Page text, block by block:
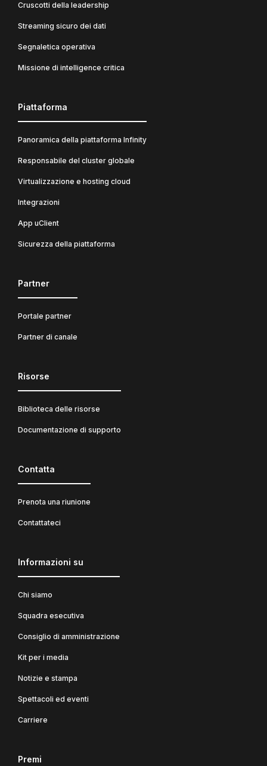
Cruscotti della leadership
Streaming sicuro dei dati
Segnaletica operativa
Missione di intelligence critica
Piattaforma
Panoramica della piattaforma Infinity
Responsabile del cluster globale
Virtualizzazione e hosting cloud
Integrazioni
App uClient
Sicurezza della piattaforma
Partner
Portale partner
Partner di canale
Risorse
Biblioteca delle risorse
Documentazione di supporto
Contatta
Prenota una riunione
Contattateci
Informazioni su
Chi siamo
Squadra esecutiva
Consiglio di amministrazione
Kit per i media
Notizie e stampa
Spettacoli ed eventi
Carriere
Premi